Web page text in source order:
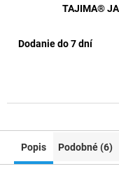
TAJIMA®
Dodanie do 7 dní
Popis Podobné (6)